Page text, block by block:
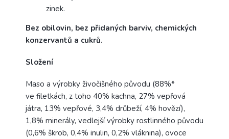
zinek.
Bez obilovin, bez přidaných barviv, chemických
konzervantů a cukrů.
Složení
Maso a výrobky živočišného původu (88%*
ve filetkách, z toho 40% kachna, 27% vepřová
játra, 13% vepřové, 3,4% drůbeží, 4% hovězí),
1,8% minerály, vedlejší výrobky rostlinného původu
(0,6% škrob, 0,4% inulin, 0,2% vláknina), ovoce